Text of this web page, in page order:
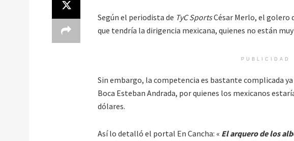
Según el periodista de TyC SportsCésar Merlo, el golero
que tendría la dirigencia mexicana, quienes no están
PUBLICIDAD
Sin embargo, la competencia es bastante complicada
Boca Esteban Andrada, por quienes los mexicanos
dólares.
Así lo detalló el portal En Cancha: « El arquero de los